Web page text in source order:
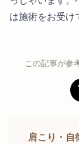
は施術をお受け
この記事が参
肩こり・自